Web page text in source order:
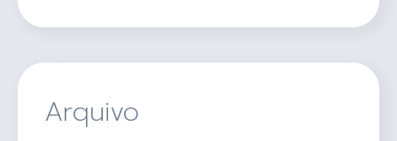
Arquivo